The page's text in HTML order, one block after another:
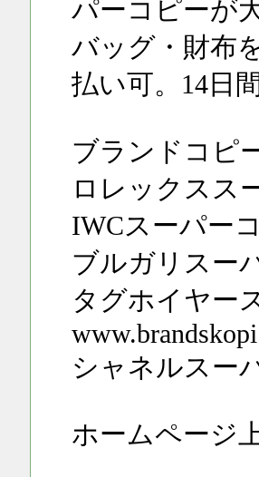
パーコピーが
バッグ・財布
払い可。14日
ブランドコピ
ロレックスス
IWCスーパー
ブルガリスー
タグホイヤー
シャネルスー
ホームページ